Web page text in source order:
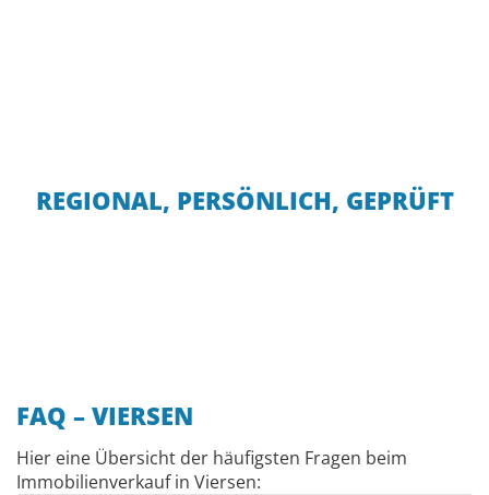
REGIONAL, PERSÖNLICH, GEPRÜFT
FAQ – VIERSEN
Hier eine Übersicht der häufigsten Fragen beim
Immobilienverkauf in Viersen: